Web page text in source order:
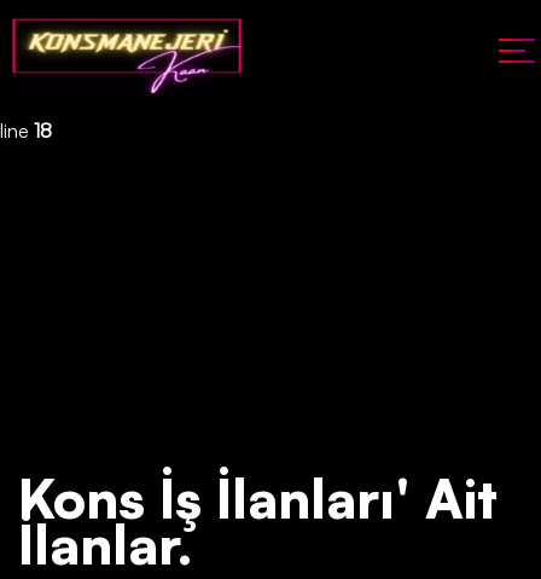
Deprecated: json_decode(): Passing null to parameter #1 ($json)
of type string is deprecated in
/home/konsmenajericom/public_html/api/kontrol/etiket.php
line 18
Kons İş İlanları' Ait
İlanlar.